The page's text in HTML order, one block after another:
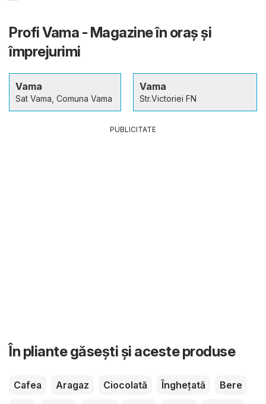
Profi Vama - Magazine în oraş şi
împrejurimi
Vama
Sat Vama, Comuna Vama
Vama
Str.Victoriei FN
PUBLICITATE
În pliante găsești și aceste produse
Cafea Aragaz Ciocolată Înghețată
Bere